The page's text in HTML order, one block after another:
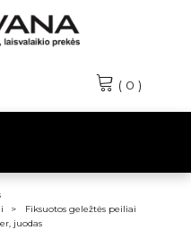
( 0 )
Fiksuotos geležtės peiliai
juodas